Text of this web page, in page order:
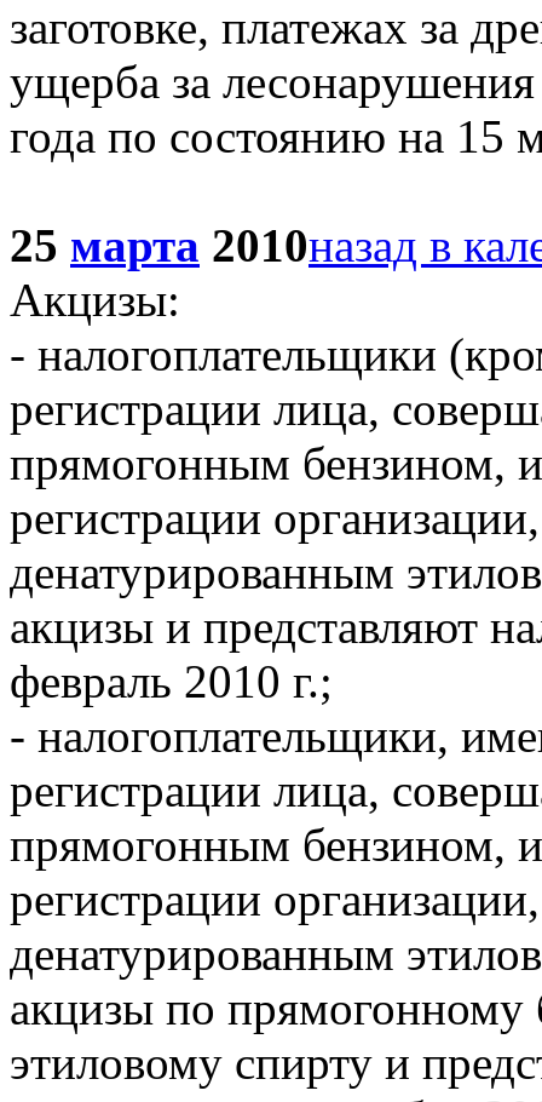
заготовке, платежах за
ущерба за
года по состоянию на 15
25 марта 2010назад в
Акцизы:
- налогоплательщики
регистрации лица,
прямогонным бензином,
регистрации
денатурированным
акцизы и представляют
февраль 2010 г.;
- налогоплательщики,
регистрации лица,
прямогонным бензином,
регистрации
денатурированным
акцизы по прямогонному
этиловому спирту и